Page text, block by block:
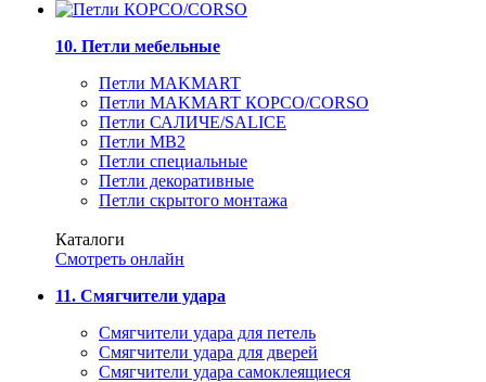
10. Петли мебельные
Петли MAKMART
Петли MAKMART КОРСО/CORSO
Петли САЛИЧЕ/SALICE
Петли MB2
Петли специальные
Петли декоративные
Петли скрытого монтажа
Каталоги
Смотреть онлайн
11. Смягчители удара
Смягчители удара для петель
Смягчители удара для дверей
Cмягчители удара самоклеящиеся